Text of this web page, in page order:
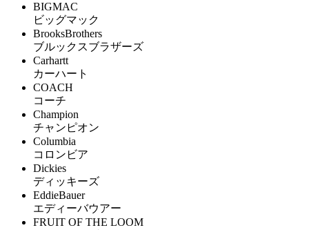
BIGMAC
ビッグマック
BrooksBrothers
ブルックスブラザーズ
Carhartt
カーハート
COACH
コーチ
Champion
チャンピオン
Columbia
コロンビア
Dickies
ディッキーズ
EddieBauer
エディーバウアー
FRUIT OF THE LOOM